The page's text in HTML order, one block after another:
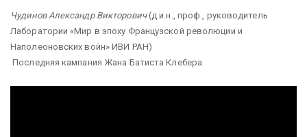
Чудинов Александр Викторович(д.и.н., проф., руководитель
Лаборатории «Мир в эпоху Французской революции и
Наполеоновских войн» ИВИ РАН)
Последняя кампания Жана Батиста Клебера